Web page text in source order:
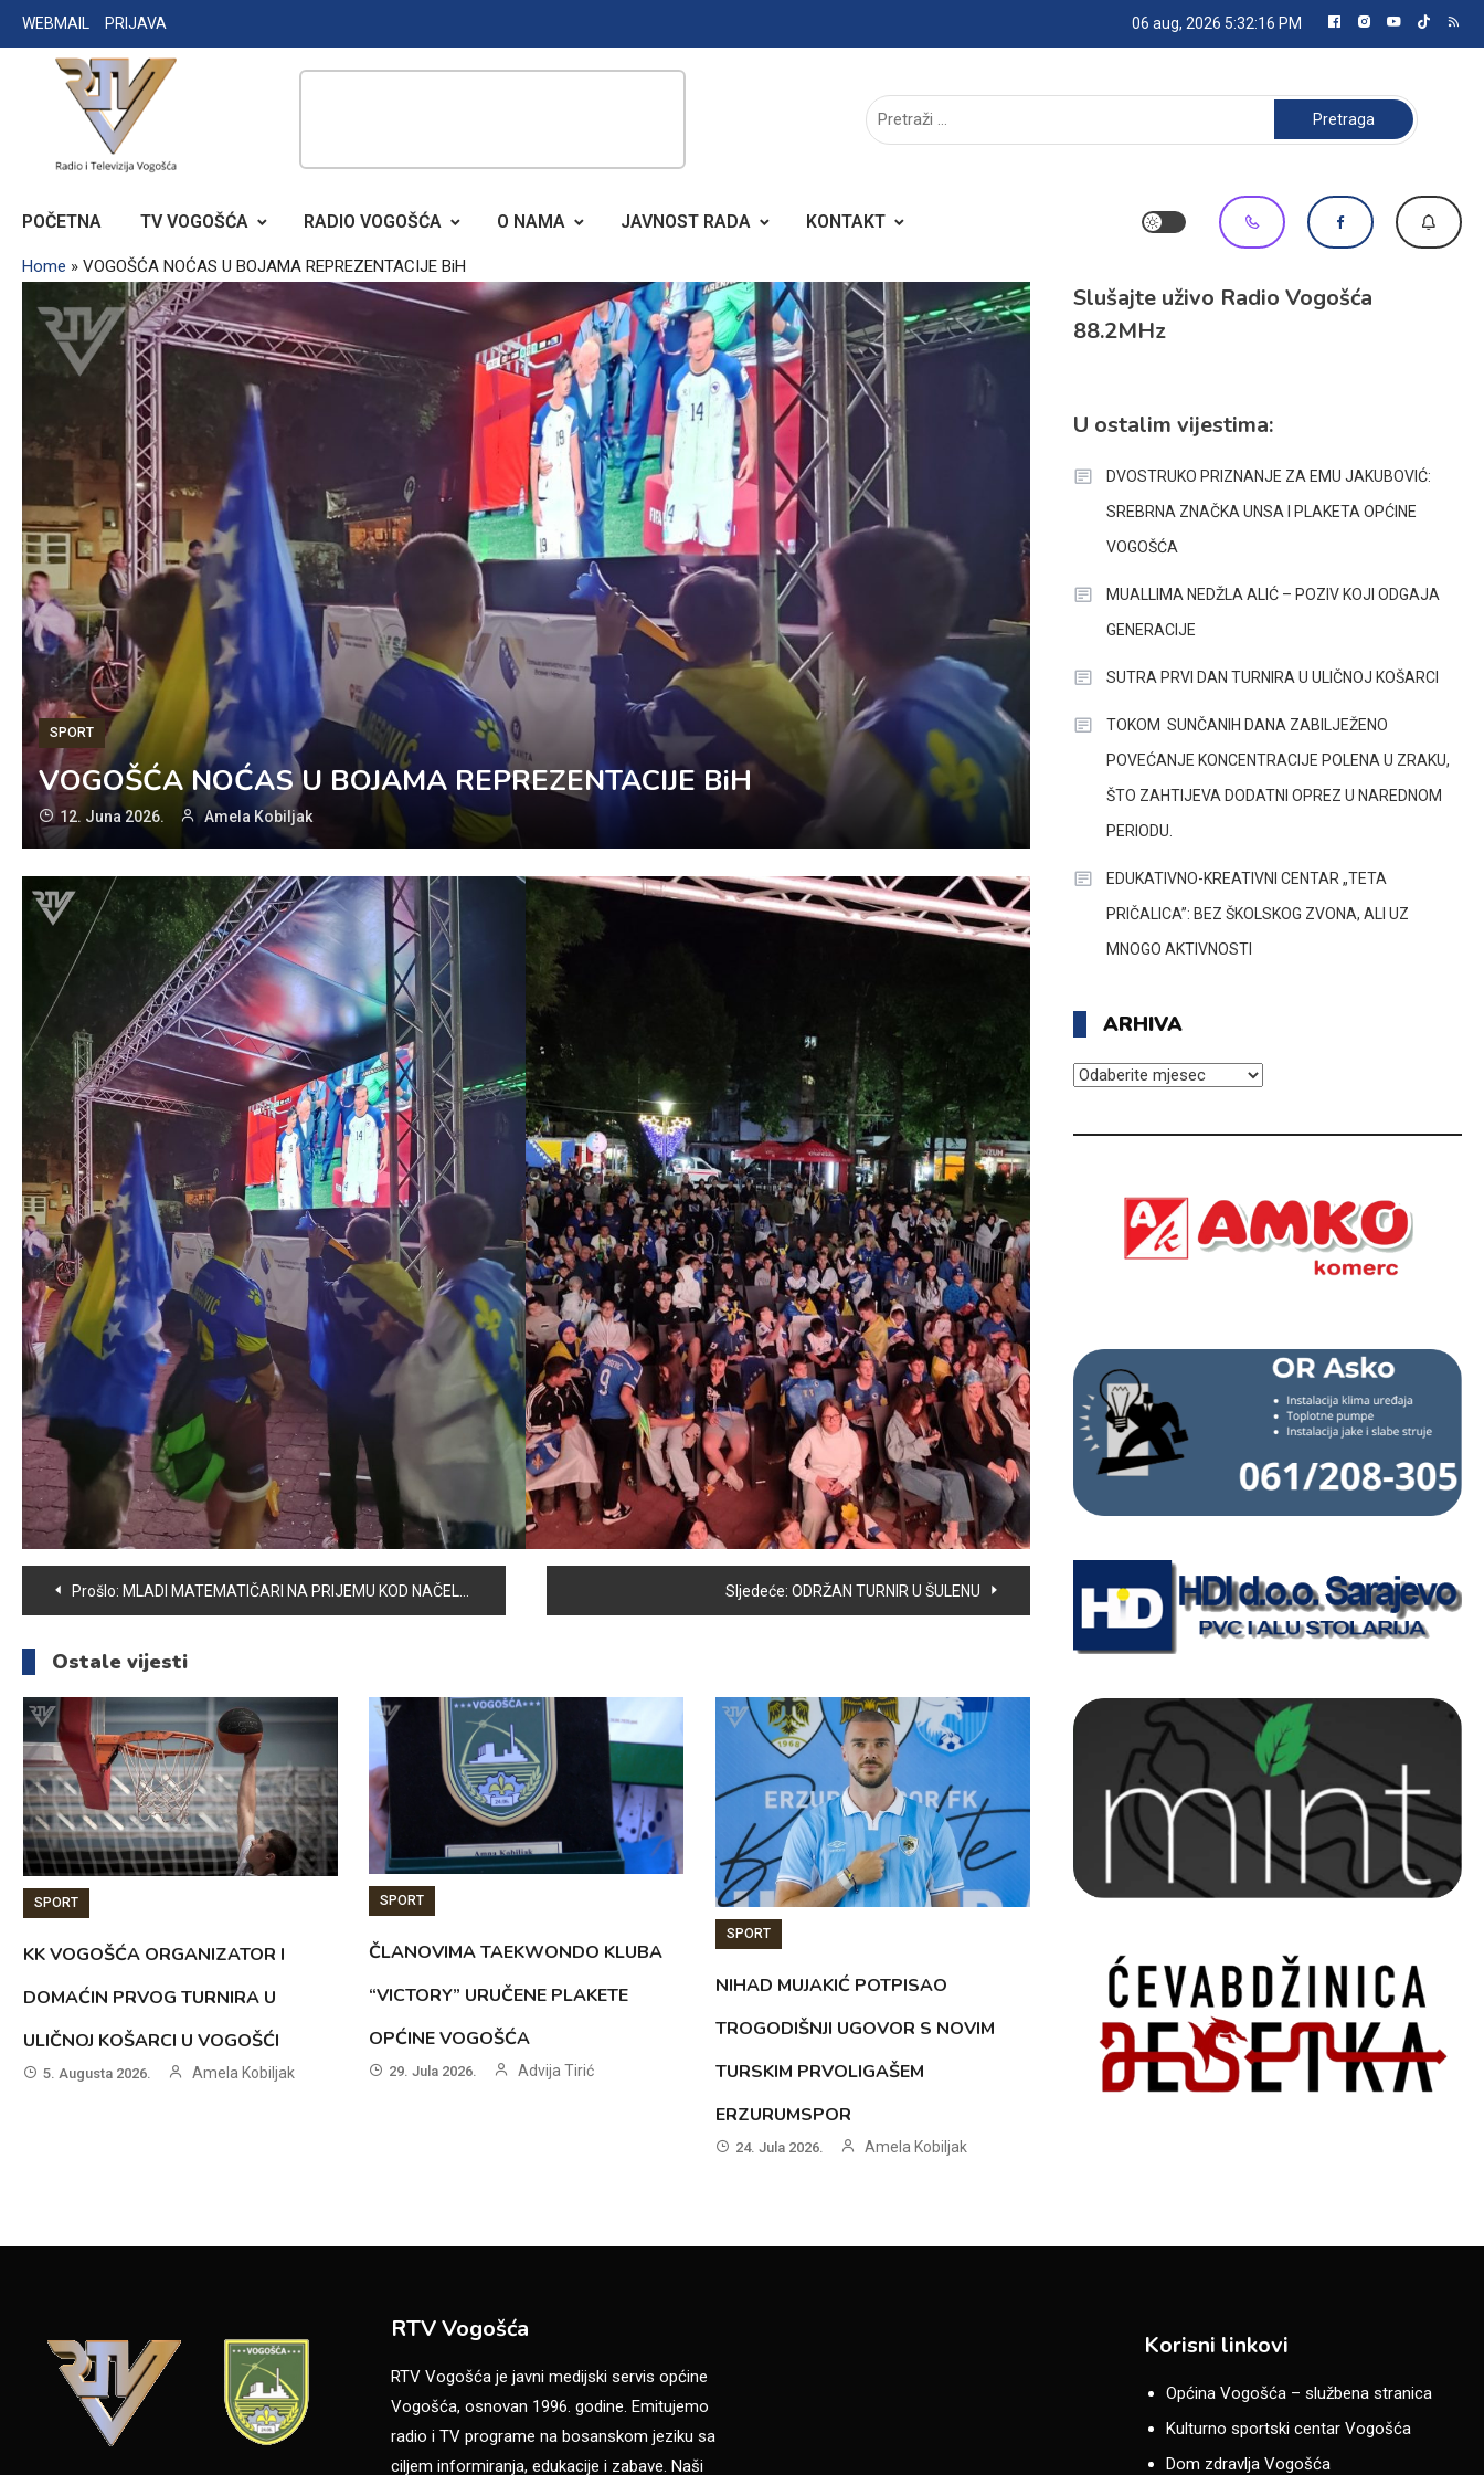
Skip
to
WEBMAIL PRIJAVA 06 aug, 2026 5:32:17 PM
RADIO TELEVIZIJA VOGOŠĆA
Pretraga:
POČETNA TV VOGOŠĆA RADIO VOGOŠĆA O NAMA JAVNOST RADA KONTAKT
Home » VOGOŠĆA NOĆAS U BOJAMA REPREZENTACIJE BiH
SPORT
VOGOŠĆA NOĆAS U BOJAMA REPREZENTACIJE BiH
12. Juna 2026. Amela Kobiljak
Navigacija
članaka
Prošlo: MLADI MATEMATIČARI NA PRIJEMU KOD NAČELNIKA OPĆINE Sljedeće: ODRŽAN TURNIR U ŠULENU
Ostale vijesti
SPORT
KK VOGOŠĆA ORGANIZATOR I
DOMAĆIN PRVOG TURNIRA U
ULIČNOJ KOŠARCI U VOGOŠĆI
5. Augusta 2026. Amela Kobiljak
SPORT
ČLANOVIMA TAEKWONDO KLUBA
“VICTORY” URUČENE PLAKETE
OPĆINE VOGOŠĆA
29. Jula 2026. Advija Tirić
SPORT
NIHAD MUJAKIĆ POTPISAO
TROGODIŠNJI UGOVOR S NOVIM
TURSKIM PRVOLIGAŠEM
ERZURUMSPOR
24. Jula 2026. Amela Kobiljak
Slušajte uživo Radio Vogošća
88.2MHz
U ostalim vijestima:
DVOSTRUKO PRIZNANJE ZA EMU JAKUBOVIĆ:
SREBRNA ZNAČKA UNSA I PLAKETA OPĆINE
VOGOŠĆA
MUALLIMA NEDŽLA ALIĆ – POZIV KOJI ODGAJA
GENERACIJE
SUTRA PRVI DAN TURNIRA U ULIČNOJ KOŠARCI
TOKOM SUNČANIH DANA ZABILJEŽENO
POVEĆANJE KONCENTRACIJE POLENA U ZRAKU,
ŠTO ZAHTIJEVA DODATNI OPREZ U NAREDNOM
PERIODU.
EDUKATIVNO-KREATIVNI CENTAR „TETA
PRIČALICA”: BEZ ŠKOLSKOG ZVONA, ALI UZ
MNOGO AKTIVNOSTI
ARHIVA
ARHIVA
RTV Vogošća
RTV Vogošća je javni medijski servis općine
Vogošća, osnovan 1996. godine. Emitujemo
radio i TV programe na bosanskom jeziku sa
ciljem informiranja, edukacije i zabave. Naši
Korisni linkovi
Općina Vogošća – službena stranica
Kulturno sportski centar Vogošća
Dom zdravlja Vogošća